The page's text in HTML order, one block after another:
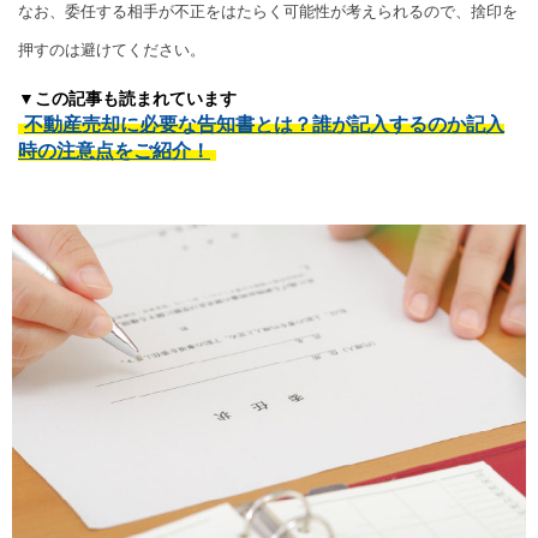
なお、委任する相手が不正をはたらく可能性が考えられるので、捨印を
押すのは避けてください。
▼この記事も読まれています
不動産売却に必要な告知書とは？誰が記入するのか記入
時の注意点をご紹介！